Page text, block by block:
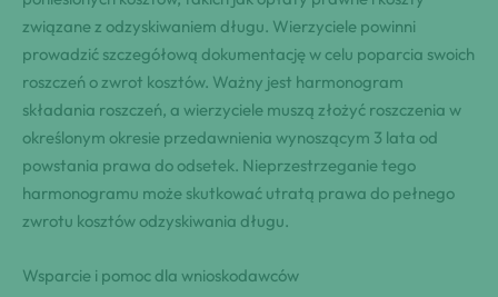
związane z odzyskiwaniem długu. Wierzyciele powinni
prowadzić szczegółową dokumentację w celu poparcia swoich
roszczeń o zwrot kosztów. Ważny jest harmonogram
składania roszczeń, a wierzyciele muszą złożyć roszczenia w
określonym okresie przedawnienia wynoszącym 3 lata od
powstania prawa do odsetek. Nieprzestrzeganie tego
harmonogramu może skutkować utratą prawa do pełnego
zwrotu kosztów odzyskiwania długu.
Wsparcie i pomoc dla wnioskodawców